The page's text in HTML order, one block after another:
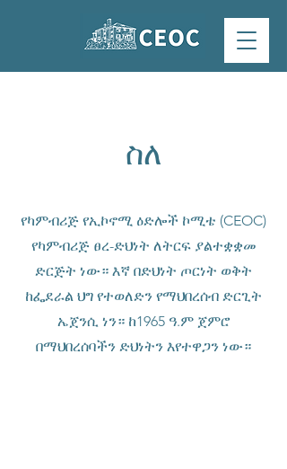
ስለ
የካምብሪጅ የኢኮኖሚ ዕድሎች ኮሚቴ (CEOC)
የካምብሪጅ ፀረ-ድህነት ለትርፍ ያልተቋቋመ
ድርጅት ነው። እኛ በድህነት ጦርነት ወቅት
ከፌደራል ህግ የተወለድን የማህበረሰብ ድርጊት
ኤጀንሲ ነን። ከ1965 ዓ.ም ጀምሮ
በማህበረሰባችን ድህነትን እየተዋጋን ነው።